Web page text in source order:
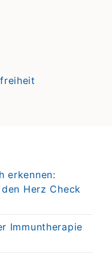
erkennen:
Herz Check
Immuntherapie